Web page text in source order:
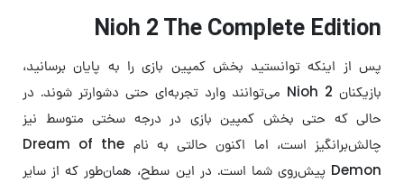
Nioh 2 The Complete Edition
پس از اینکه توانستید بخش کمپین بازی را به پایان برسانید،
بازیکنان Nioh 2 می‌توانند وارد تجربه‌ای حتی دشوارتر شوند. در
حالی که حتی بخش کمپین بازی در درجه سختی متوسط نیز
چالش‌برانگیز است، اما اکنون حالتی به نام Dream of the
Demon پیش‌روی شما است. در این سطح، همان‌طور که از سایر